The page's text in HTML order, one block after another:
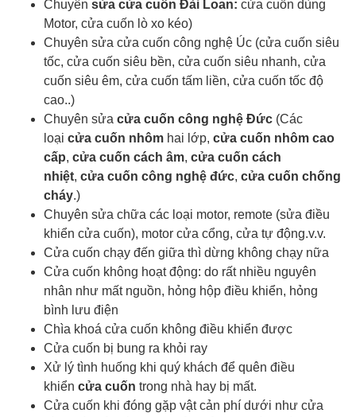
Chuyên sửa cửa cuốn Đài Loan: cửa cuốn dùng
Motor, cửa cuốn lò xo kéo)
Chuyên sửa cửa cuốn công nghệ Úc (cửa cuốn siêu
tốc, cửa cuốn siêu bền, cửa cuốn siêu nhanh, cửa
cuốn siêu êm, cửa cuốn tấm liền, cửa cuốn tốc độ
cao..)
Chuyên sửa cửa cuốn công nghệ Đức (Các
loại cửa cuốn nhôm hai lớp, cửa cuốn nhôm cao
cấp, cửa cuốn cách âm, cửa cuốn cách
nhiệt, cửa cuốn công nghệ đức, cửa cuốn chống
cháy.)
Chuyên sửa chữa các loại motor, remote (sửa điều
khiển cửa cuốn), motor cửa cổng, cửa tự động.v.v.
Cửa cuốn chạy đến giữa thì dừng không chạy nữa
Cửa cuốn không hoạt động: do rất nhiều nguyên
nhân như mất nguồn, hỏng hộp điều khiển, hỏng
bình lưu điện
Chìa khoá cửa cuốn không điều khiển được
Cửa cuốn bị bung ra khỏi ray
Xử lý tình huống khi quý khách để quên điều
khiển cửa cuốn trong nhà hay bị mất.
Cửa cuốn khi đóng gặp vật cản phí dưới như cửa